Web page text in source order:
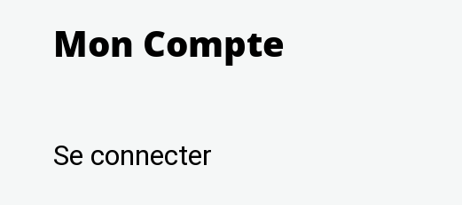
Mon Compte
Se connecter